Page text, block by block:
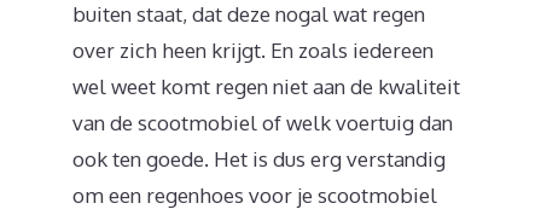
buiten staat, dat deze nogal wat regen
over zich heen krijgt. En zoals iedereen
wel weet komt regen niet aan de kwaliteit
van de scootmobiel of welk voertuig dan
ook ten goede. Het is dus erg verstandig
om een regenhoes voor je scootmobiel